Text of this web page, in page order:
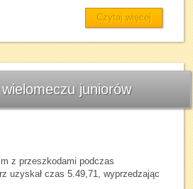
Czytaj więcej
juniorów
z przeszkodami podczas
uzyskał czas 5.49,71, wyprzedzając